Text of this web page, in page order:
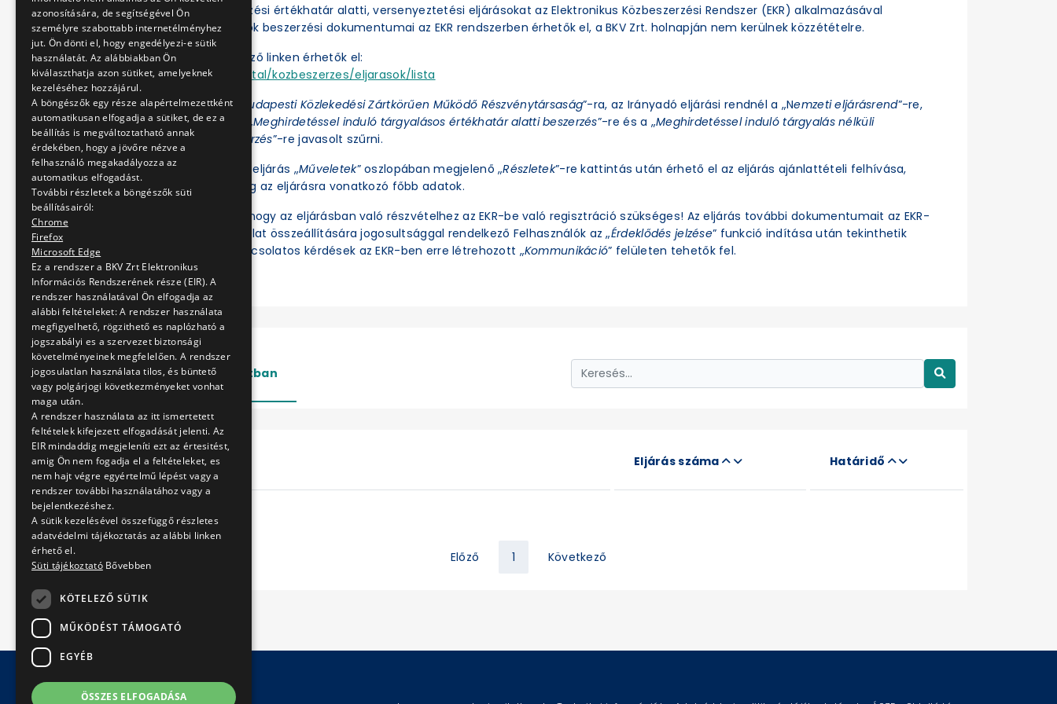
A BKV Zrt. a közbeszerzési értékhatár alatti, versenyeztetési eljárásokat az Elektronikus Közbeszerzési Rendszer (EKR) alkalmazásával
folytatja le. Az eljárások beszerzési dokumentumai az EKR rendszerben érhetők el, a BKV Zrt. holnapján nem kerülnek közzétételre.
Az eljárások a következő linken érhetők el:
https://ekr.gov.hu/portal/kozbeszerzes/eljarasok/lista
Az Ajánlatkérőnél a „
Budapesti Közlekedési Zártkörűen Működő Részvénytársaság”-ra, az Irányadó eljárási rendnél a „Nemzeti eljárásrend”-re,
az Eljárás fajtájánál a „Meghirdetéssel induló tárgyalásos értékhatár alatti beszerzés”-re és a „Meghirdetéssel induló tárgyalás nélküli
értékhatár alatti beszerzés”-re javasolt szűrni.
Ezt követően az adott eljárás „Műveletek” oszlopában megjelenő „Részletek”-re kattintás után érhető el az eljárás ajánlattételi felhívása,
illetve tekinthetők meg az eljárásra vonatkozó főbb adatok.
Felhívjuk a figyelmet, hogy az eljárásban való részvételhez az EKR-be való regisztráció szükséges! Az eljárás további dokumentumait az EKR-
ben regisztrált és ajánlat összeállítására jogosultsággal rendelkező Felhasználók az „Érdeklődés jelzése” funkció indítása után tekinthetik
meg. Az eljárással kapcsolatos kérdések az EKR-ben erre létrehozott „Kommunikáció” felületen tehetők fel.
Lezárt Folyamatban
Cím Eljárás száma Határidő
Előző 1 Következő
azonosítására, de segítségével Ön
személyre szabottabb internetélményhez
jut. Ön dönti el, hogy engedélyezi-e sütik
használatát. Az alábbiakban Ön
kiválaszthatja azon sütiket, amelyeknek
kezeléséhez hozzájárul.
A böngészők egy része alapértelmezettként
automatikusan elfogadja a sütiket, de ez a
beállítás is megváltoztatható annak
érdekében, hogy a jövőre nézve a
felhasználó megakadályozza az
automatikus elfogadást.
További részletek a böngészők süti
beállításairól:
Chrome
Firefox
Microsoft Edge
Ez a rendszer a BKV Zrt Elektronikus
Információs Rendszerének része (EIR). A
rendszer használatával Ön elfogadja az
alábbi feltételeket: A rendszer használata
megfigyelhető, rögzithető es naplózható a
jogszabályi es a szervezet biztonsági
követelményeinek megfelelően. A rendszer
jogosulatlan használata tilos, és büntető
vagy polgárjogi következményeket vonhat
maga után.
A rendszer használata az itt ismertetett
feltételek kifejezett elfogadását jelenti. Az
EIR mindaddig megjeleníti ezt az értesitést,
amig Ön nem fogadja el a feltételeket, es
nem hajt végre egyértelmű lépést vagy a
rendszer további használatához vagy a
bejelentkezéshez.
A sütik kezelésével összefüggő részletes
adatvédelmi tájékoztatás az alábbi linken
érhető el.
Süti tájékoztató Bővebben
KÖTELEZŐ SÜTIK
MŰKÖDÉST TÁMOGATÓ
EGYÉB
ÖSSZES ELFOGADÁSA